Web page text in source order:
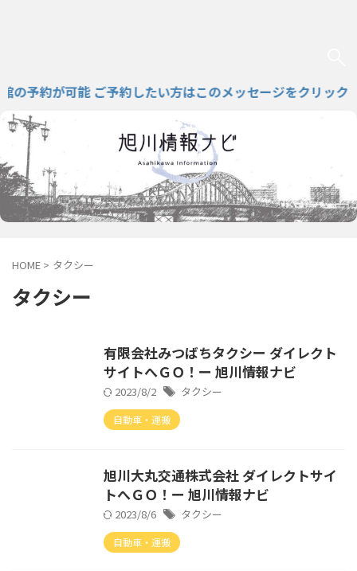
予約が可能 ご予約したい方はこのメッセージをクリック
HOME > タクシー
タクシー
有限会社みつばちタクシー ダイレクト
サイトへＧＯ！ー 旭川情報ナビ
2023/8/2 タクシー
自動車・運搬
旭川大丸交通株式会社 ダイレクトサイ
トへＧＯ！ー 旭川情報ナビ
2023/8/6 タクシー
自動車・運搬